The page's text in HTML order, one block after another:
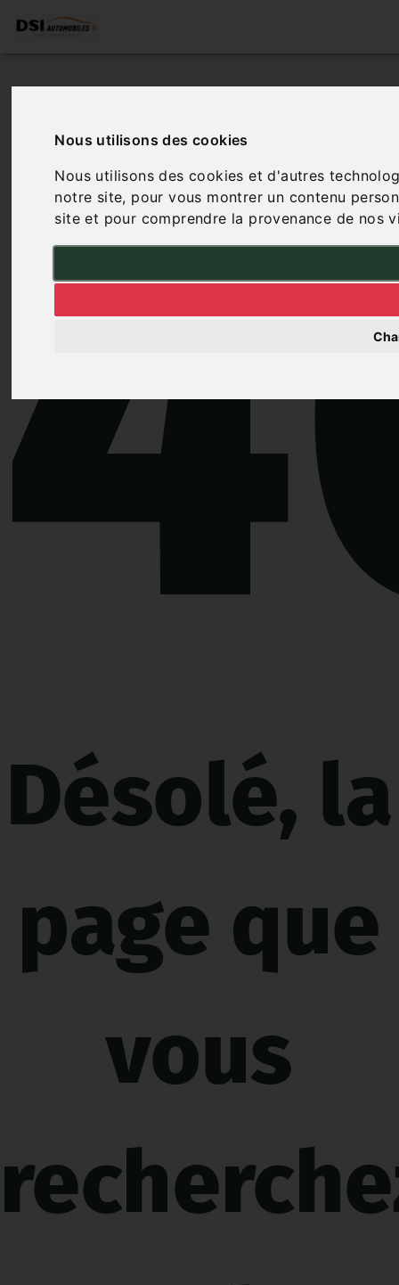
Nous utilisons des cookies
Nous utilisons des cookies et d'autres
notre site, pour vous montrer un contenu
site et pour comprendre la provenance de nos
Désolé, la
page que
vous